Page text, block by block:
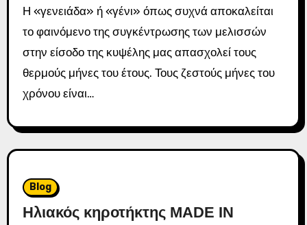
Η «γενειάδα» ή «γένι» όπως συχνά αποκαλείται
το φαινόμενο της συγκέντρωσης των μελισσών
στην είσοδο της κυψέλης μας απασχολεί τους
θερμούς μήνες του έτους. Τους ζεστούς μήνες του
χρόνου είναι…
Blog
Ηλιακός κηροτήκτης MADE IN